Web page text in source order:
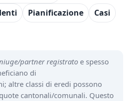
Pianificazione
Casi
partner registrato e spesso
di
altre classi di eredi possono
cantonali/comunali. Questo